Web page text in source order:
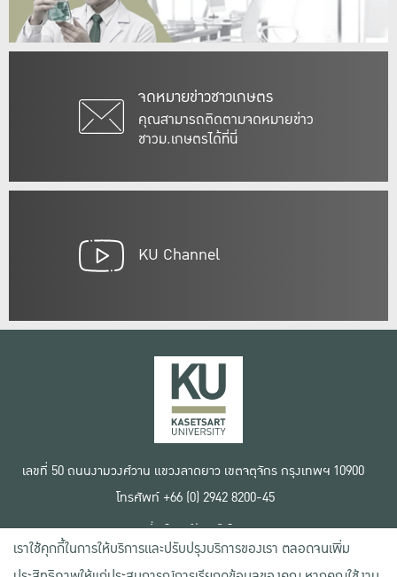
จดหมายข่าวชาวเกษตร
คุณสามารถติดตามจดหมายข่าว
ชาวม.เกษตรได้ที่นี่
KU Channel
เลขที่ 50 ถนนงามวงศ์วาน แขวงลาดยาว เขตจตุจักร กรุงเทพฯ 10900
โทรศัพท์ +66 (0) 2942 8200-45
เงื่อนไขการใช้งานเว็บไซต์
ข้อตกลงด้านสิทธิ์ใช้งาน
นโยบายความเป็นส่วนตัว
เราใช้คุกกี้ในการให้บริการและปรับปรุงบริการของเรา ตลอดจนเพิ่ม